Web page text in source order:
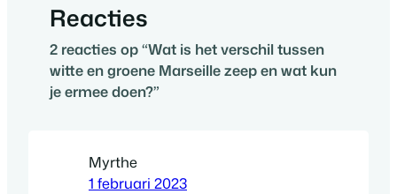
Reacties
2 reacties op “Wat is het verschil tussen
witte en groene Marseille zeep en wat kun
je ermee doen?”
Myrthe
1 februari 2023